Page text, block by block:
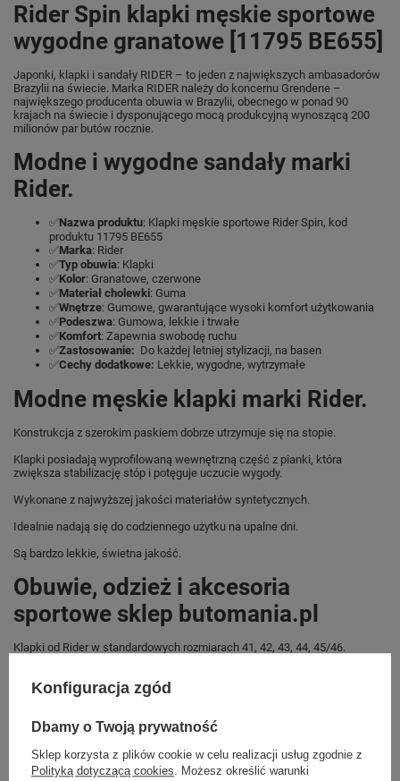
Rider Spin klapki męskie sportowe
wygodne granatowe [11795 BE655]
Japonki, klapki i sandały RIDER – to jeden z największych ambasadorów
Brazylii na świecie. Marka RIDER należy do koncernu Grendene –
największego producenta obuwia w Brazylii, obecnego w ponad 90
krajach na świecie i dysponującego mocą produkcyjną wynoszącą 200
milionów par butów rocznie.
Modne i wygodne sandały marki
Rider.
✅Nazwa produktu: Klapki męskie sportowe Rider Spin, kod
produktu 11795 BE655
✅Marka: Rider
✅Typ obuwia: Klapki
✅Kolor: Granatowe, czerwone
✅Materiał cholewki: Guma
✅Wnętrze: Gumowe, gwarantujące wysoki komfort użytkowania
✅Podeszwa: Gumowa, lekkie i trwałe
✅Komfort: Zapewnia swobodę ruchu
✅Zastosowanie: Do każdej letniej stylizacji, na basen
✅Cechy dodatkowe: Lekkie, wygodne, wytrzymałe
Modne męskie klapki marki Rider.
Konstrukcja z szerokim paskiem dobrze utrzymuje się na stopie.
Klapki posiadają wyprofilowaną wewnętrzną część z pianki, która
zwiększa stabilizację stóp i potęguje uczucie wygody.
Wykonane z najwyższej jakości materiałów syntetycznych.
Idealnie nadają się do codziennego użytku na upalne dni.
Są bardzo lekkie, świetna jakość.
Obuwie, odzież i akcesoria
sportowe sklep butomania.pl
Klapki od Rider w standardowych rozmiarach 41, 42, 43, 44, 45/46.
Sklep Butomania.pl to największy wybór obuwia sportowego dla całej
oryginalny i pochodzi z oficjalnej sieci dystrybucyjnej.
Konfiguracja zgód
Dbamy o Twoją prywatność
Sklep korzysta z plików cookie w celu realizacji usług zgodnie z
Polityką dotyczącą cookies. Możesz określić warunki